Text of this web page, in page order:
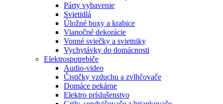
Párty vybavenie
Svietidlá
Úložné boxy a krabice
Vianočné dekorácie
Vonné sviečky a svietniky
Vychytávky do domácnosti
Elektrospotrebiče
Audio-video
Čističky vzduchu a zvlhčovače
Domáce pekárne
Elektro príslušenstvo